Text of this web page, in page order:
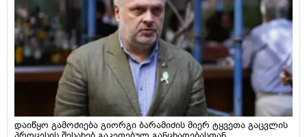
დაიწყო გამოძიება გიორგი ბარამიძის მიერ ტყვეთა გაცვლის